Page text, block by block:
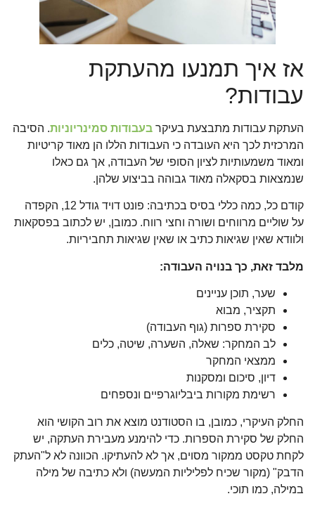
אז איך תמנעו מהעתקת
עבודות?
העתקת עבודות מתבצעת בעיקר בעבודות סמינריוניות. הסיבה
המרכזית לכך היא העובדה כי העבודות הללו הן מאוד קריטיות
ומאוד משמעותיות לציון הסופי של העבודה, אך גם כאלו
שנמצאות בסקאלה מאוד גבוהה בביצוע שלהן.
קודם כל, כמה כללי בסיס בכתיבה: פונט דויד גודל 12, הקפדה
על שוליים מרווחים ושורה וחצי רווח. כמובן, יש לכתוב בפסקאות
ולוודא שאין שגיאות כתיב או שאין שגיאות תחביריות.
מלבד זאת, כך בנויה העבודה:
שער, תוכן עניינים
תקציר, מבוא
סקירת ספרות (גוף העבודה)
לב המחקר: שאלה, השערה, שיטה, כלים
ממצאי המחקר
דיון, סיכום ומסקנות
רשימת מקורות ביבליוגרפיים ונספחים
החלק העיקרי, כמובן, בו הסטודנט מוצא את רוב הקושי הוא
החלק של סקירת הספרות. כדי להימנע מעבירת העתקה, יש
לקחת טקסט ממקור מסוים, אך לא להעתיקו. הכוונה לא ל"העתק
הדבק" (מקור שכיח לפליליות המעשה) ולא כתיבה של מילה
במילה, כמו תוכי.